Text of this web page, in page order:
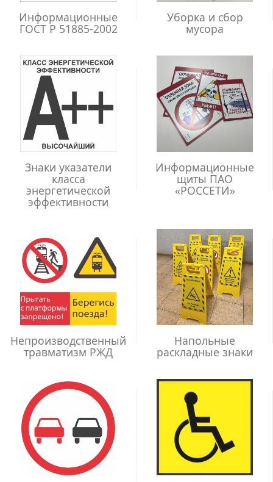
Информационные
ГОСТ Р 51885-2002
Уборка и сбор
мусора
Знаки указатели
класса
энергетической
эффективности
Информационные
щиты ПАО
«РОССЕТИ»
Непроизводственный
травматизм РЖД
Напольные
раскладные знаки